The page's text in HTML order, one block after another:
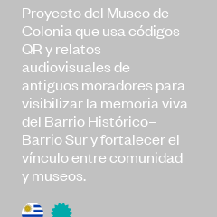
Proyecto del Museo de
Colonia que usa códigos
QR y relatos
audiovisuales de
antiguos moradores para
visibilizar la memoria viva
del Barrio Histórico–
Barrio Sur y fortalecer el
vínculo entre comunidad
y museos.